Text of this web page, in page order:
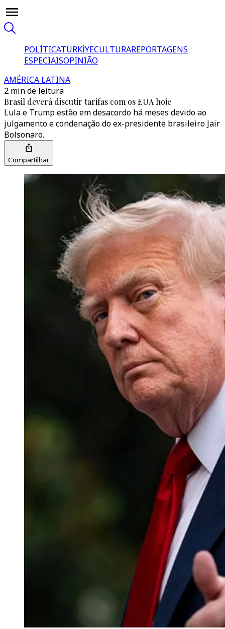
POLÍTICATÜRKİYECULTURAREPORTAGENS
ESPECIAISOPINIÃO
AMÉRICA LATINA
2 min de leitura
Brasil deverá discutir tarifas com os EUA hoje
Lula e Trump estão em desacordo há meses devido ao
julgamento e condenação do ex-presidente brasileiro Jair
Bolsonaro.
Compartilhar